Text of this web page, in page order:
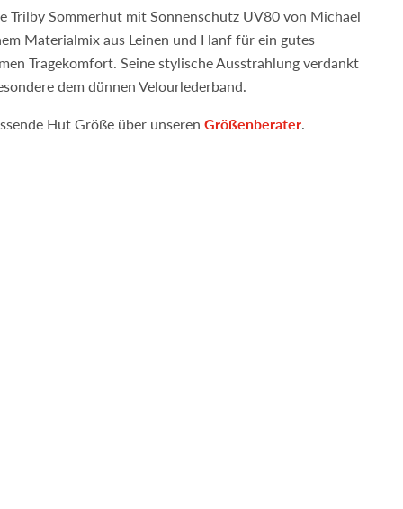
Trilby Sommerhut mit Sonnenschutz UV80 von Michael
Materialmix aus Leinen und Hanf für ein gutes
Tragekomfort. Seine stylische Ausstrahlung verdankt
dem dünnen Velourlederband.
Hut Größe über unseren Größenberater.